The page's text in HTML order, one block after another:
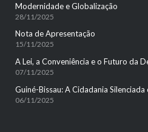
Modernidade e Globalização
28/11/2025
Nota de Apresentação
15/11/2025
A Lei, a Conveniência e o Futuro da
07/11/2025
Guiné-Bissau: A Cidadania
06/11/2025